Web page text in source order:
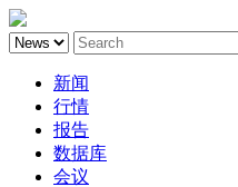
新闻
行情
报告
数据库
会议